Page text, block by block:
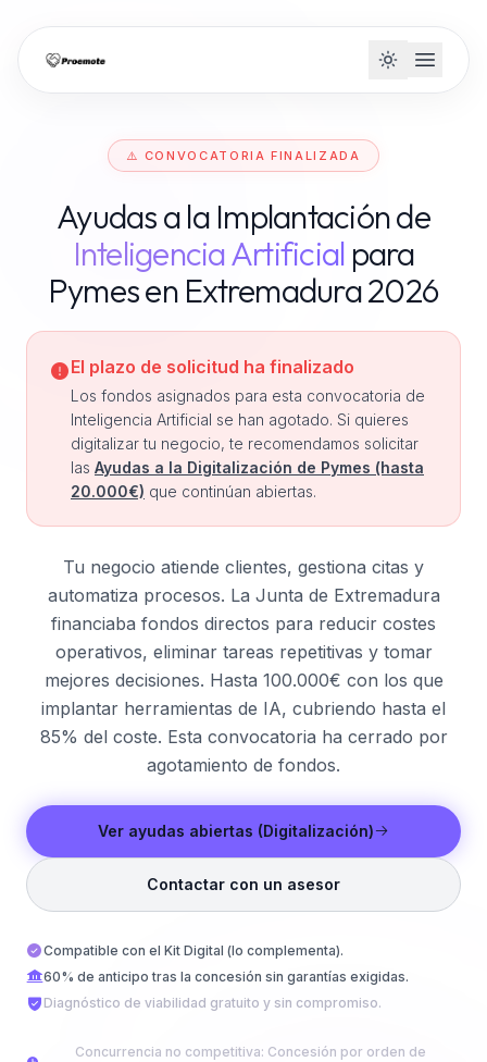
⚠️ CONVOCATORIA FINALIZADA
Ayudas a la Implantación de
Inteligencia Artificial para
Pymes en Extremadura 2026
El plazo de solicitud ha finalizado
Los fondos asignados para esta convocatoria de
Inteligencia Artificial se han agotado. Si quieres
digitalizar tu negocio, te recomendamos solicitar
las Ayudas a la Digitalización de Pymes (hasta
20.000€) que continúan abiertas.
Tu negocio atiende clientes, gestiona citas y
automatiza procesos. La Junta de Extremadura
financiaba fondos directos para reducir costes
operativos, eliminar tareas repetitivas y tomar
mejores decisiones. Hasta 100.000€ con los que
implantar herramientas de IA, cubriendo hasta el
85% del coste. Esta convocatoria ha cerrado por
agotamiento de fondos.
Ver ayudas abiertas (Digitalización)
Contactar con un asesor
Compatible con el Kit Digital (lo complementa).
60% de anticipo tras la concesión sin garantías exigidas.
Diagnóstico de viabilidad gratuito y sin compromiso.
Concurrencia no competitiva: Concesión por orden de